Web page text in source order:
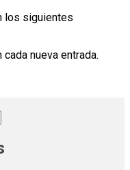
los siguientes
nueva entrada.